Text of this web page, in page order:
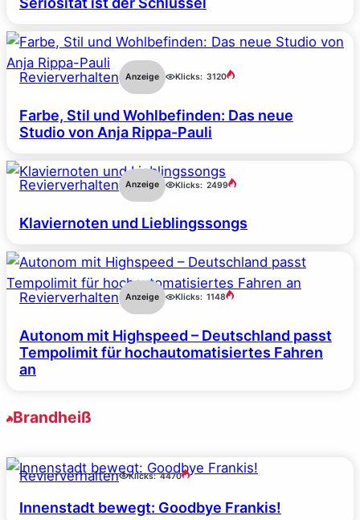
Revierverhalten Anzeige Klicks: 3120
Farbe, Stil und Wohlbefinden: Das neue
Studio von Anja Rippa-Pauli
Revierverhalten Anzeige Klicks: 2499
Klaviernoten und Lieblingssongs
Revierverhalten Anzeige Klicks: 1148
Autonom mit Highspeed – Deutschland passt
Tempolimit für hochautomatisiertes Fahren
an
Brandheiß
Revierverhalten Klicks: 4470
Innenstadt bewegt: Goodbye Frankis!